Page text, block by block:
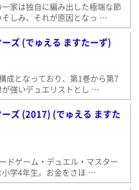
家は独自に編み出した極端な節
しみ、それが原因となっ …
ズ (でゅえる ますたーず)
成となっており、第1巻から第7
強いデュエリストとし …
ズ (2017) (でゅえる ますた
ドゲーム・デュエル・マスター
小学4年生。お金をさほ …